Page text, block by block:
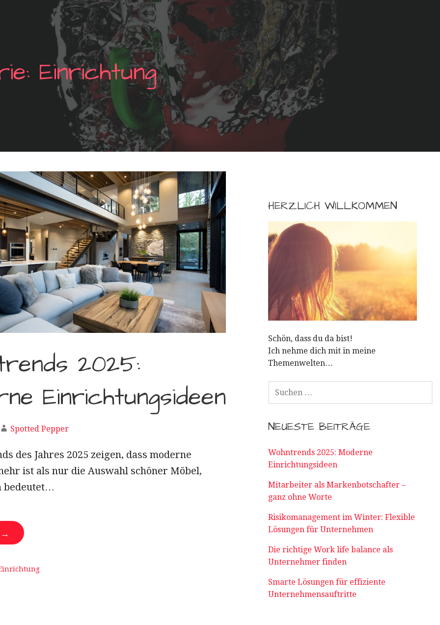
Einrichtung
2025:
Einrichtungsideen
Spotted Pepper
des Jahres 2025 zeigen, dass moderne
ist als nur die Auswahl schöner Möbel,
bedeutet…
→
HERZLICH WILLKOMMEN
Schön, dass du da bist!
Ich nehme dich mit in meine
Themenwelten…
SUCHEN
NACH:
NEUESTE BEITRÄGE
Wohntrends 2025: Moderne
Einrichtungsideen
Mitarbeiter als Markenbotschafter –
ganz ohne Worte
Risikomanagement im Winter: Flexible
Lösungen für Unternehmen
Die richtige Work life balance als
Unternehmer finden
Smarte Lösungen für effiziente
Unternehmensauftritte